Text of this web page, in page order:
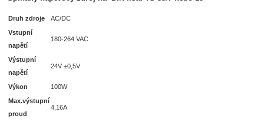
Druh zdroje
AC/DC
Vstupní
napětí
180-264 VAC
Výstupní
napětí
24V ±0,5V
Výkon
100W
Max.výstupní
proud
4,16A